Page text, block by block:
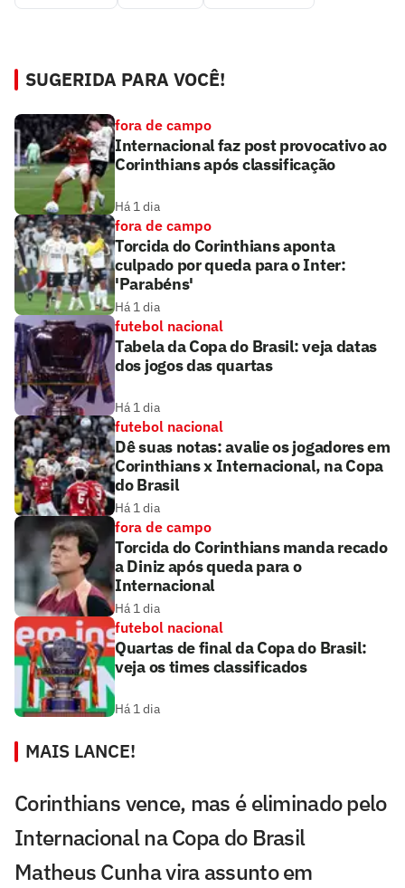
SUGERIDA PARA VOCÊ!
fora de campo
Internacional faz post provocativo ao
Corinthians após classificação
Há 1 dia
fora de campo
Torcida do Corinthians aponta
culpado por queda para o Inter:
'Parabéns'
Há 1 dia
futebol nacional
Tabela da Copa do Brasil: veja datas
dos jogos das quartas
Há 1 dia
futebol nacional
Dê suas notas: avalie os jogadores em
Corinthians x Internacional, na Copa
do Brasil
Há 1 dia
fora de campo
Torcida do Corinthians manda recado
a Diniz após queda para o
Internacional
Há 1 dia
futebol nacional
Quartas de final da Copa do Brasil:
veja os times classificados
Há 1 dia
MAIS LANCE!
Corinthians vence, mas é eliminado pelo
Internacional na Copa do Brasil
Matheus Cunha vira assunto em